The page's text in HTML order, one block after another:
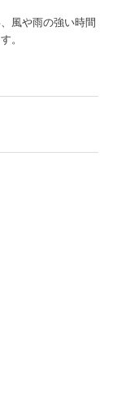
風や雨の強い時間
。